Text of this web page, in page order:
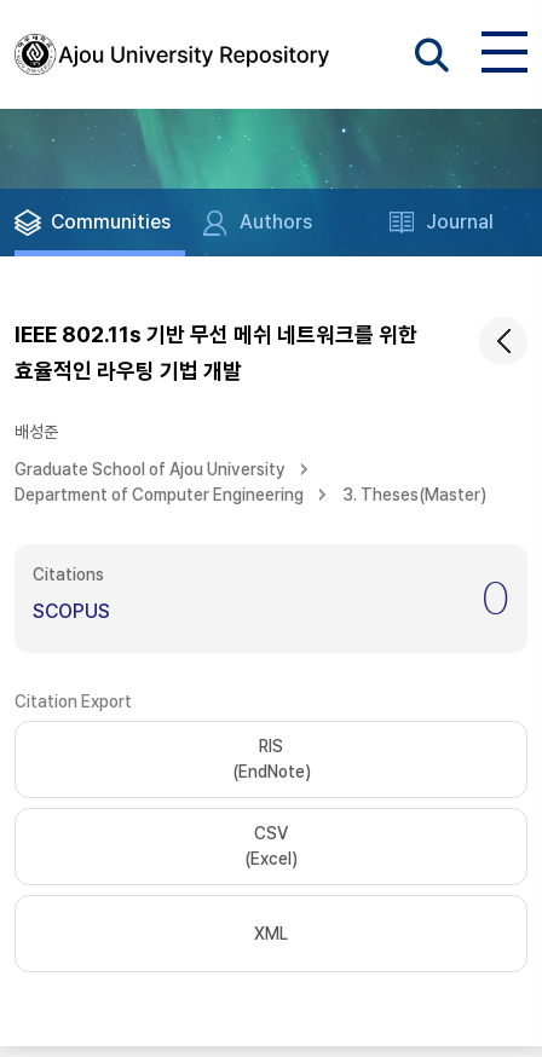
Communities Authors Journal
IEEE 802.11s 기반 무선 메쉬 네트워크를 위한
효율적인 라우팅 기법 개발
배성준
Graduate School of Ajou University
Department of Computer Engineering
3. Theses(Master)
Citations
SCOPUS 0
Citation Export
RIS
(EndNote)
CSV
(Excel)
XML